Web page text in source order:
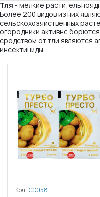
Тля - мелкие
Более 200 видов из них
сельскохозяйственных
огородники активно
средством от тли являются
инсектициды.
Код: СС058